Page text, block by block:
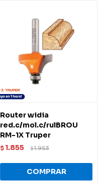
Router widia
red.c/mol.c/rulBROU
RM-1X Truper
$ 1.855 $1.953